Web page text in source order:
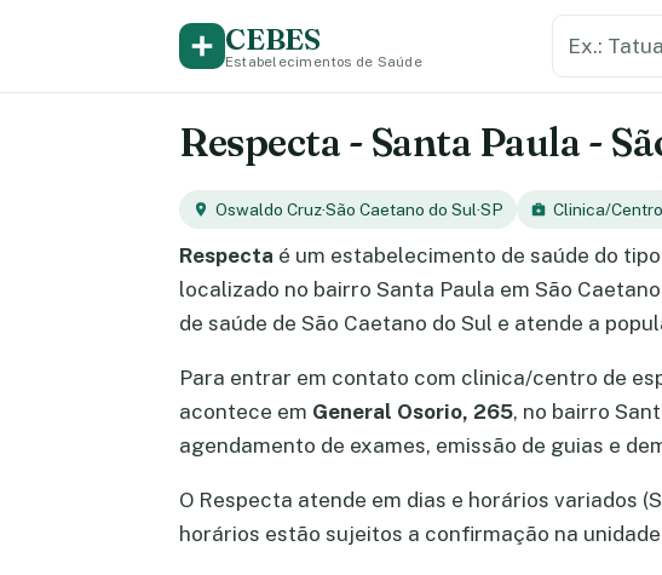
CEBES
Estabelecimentos de Saúde
Respecta - Santa Paula -
Oswaldo Cruz·São Caetano do Sul·SP Clinica/
Respecta é um estabelecimento de saúde do tipo
localizado no bairro Santa Paula em São
de saúde de São Caetano do Sul e atende a
Para entrar em contato com clinica/centro de
acontece em General Osorio, 265, no bairro
agendamento de exames, emissão de guias e
O Respecta atende em dias e horários variados
horários estão sujeitos a confirmação na